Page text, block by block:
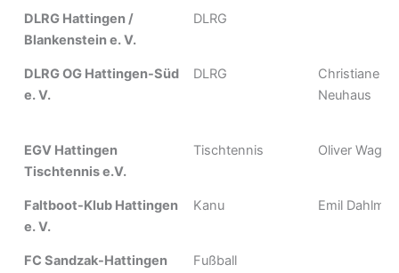
DLRG Hattingen /
Blankenstein e. V.
DLRG
DLRG OG Hattingen-Süd
e. V.
DLRG
Christiane
Neuhaus
EGV Hattingen
Tischtennis e.V.
Tischtennis Oliver
Faltboot-Klub Hattingen
e. V.
Kanu Emil
FC Sandzak-Hattingen
Fußball